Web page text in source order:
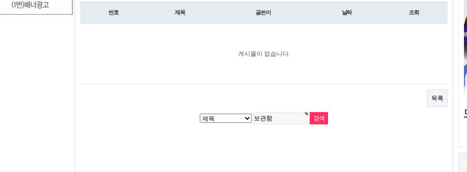
번호 제목 글쓴이 날짜 조회
게시물이 없습니다.
목록